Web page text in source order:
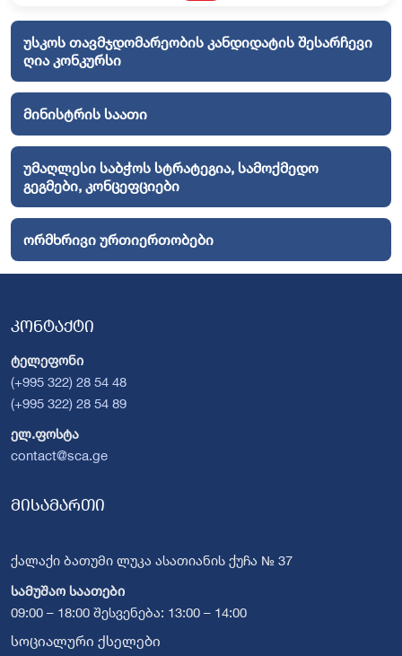
უსკოს თავმჯდომარეობის კანდიდატის შესარჩევი
ღია კონკურსი
მინისტრის საათი
უმაღლესი საბჭოს სტრატეგია, სამოქმედო
გეგმები, კონცეფციები
ორმხრივი ურთიერთობები
კონტაქტი
ტელეფონი
(+995 322) 28 54 48
(+995 322) 28 54 89
ელ.ფოსტა
contact@sca.ge
მისამართი
ქალაქი ბათუმი ლუკა ასათიანის ქუჩა № 37
სამუშაო საათები
09:00 – 18:00 შესვენება: 13:00 – 14:00
სოციალური ქსელები